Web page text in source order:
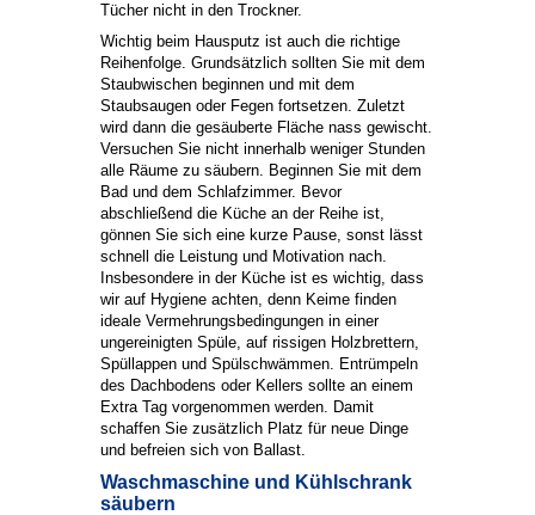
Tücher nicht in den Trockner.
Wichtig beim Hausputz ist auch die richtige
Reihenfolge. Grundsätzlich sollten Sie mit dem
Staubwischen beginnen und mit dem
Staubsaugen oder Fegen fortsetzen. Zuletzt
wird dann die gesäuberte Fläche nass gewischt.
Versuchen Sie nicht innerhalb weniger Stunden
alle Räume zu säubern. Beginnen Sie mit dem
Bad und dem Schlafzimmer. Bevor
abschließend die Küche an der Reihe ist,
gönnen Sie sich eine kurze Pause, sonst lässt
schnell die Leistung und Motivation nach.
Insbesondere in der Küche ist es wichtig, dass
wir auf Hygiene achten, denn Keime finden
ideale Vermehrungsbedingungen in einer
ungereinigten Spüle, auf rissigen Holzbrettern,
Spüllappen und Spülschwämmen. Entrümpeln
des Dachbodens oder Kellers sollte an einem
Extra Tag vorgenommen werden. Damit
schaffen Sie zusätzlich Platz für neue Dinge
und befreien sich von Ballast.
Waschmaschine und Kühlschrank
säubern